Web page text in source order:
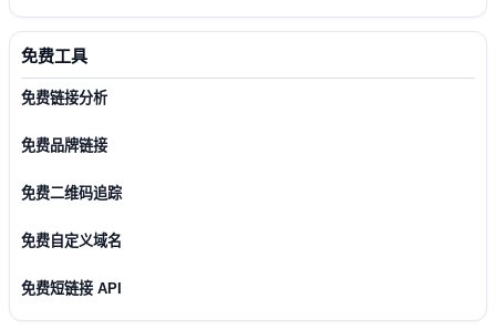
免费工具
免费链接分析
免费品牌链接
免费二维码追踪
免费自定义域名
免费短链接 API